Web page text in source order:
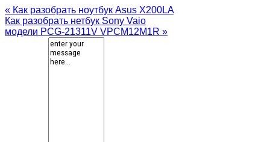
« Как разобрать ноутбук Asus X200LA
Как разобрать нетбук Sony Vaio
модели PCG-21311V VPCM12M1R »